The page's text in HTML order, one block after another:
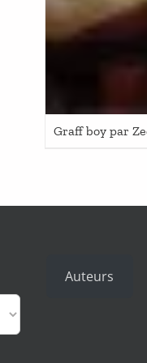
Graff boy par
Auteurs